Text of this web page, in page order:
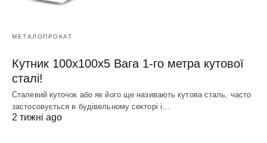
МЕТАЛОПРОКАТ
Кутник 100х100х5 Вага 1-го метра кутової
сталі!
Сталевий куточок або як його ще називають кутова сталь, часто
застосовується в будівельному секторі і…
2 тижні ago